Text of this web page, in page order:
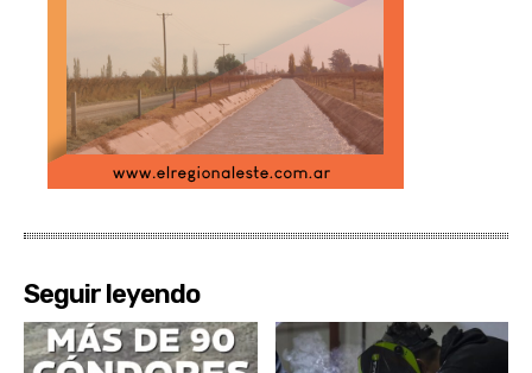
Seguir leyendo